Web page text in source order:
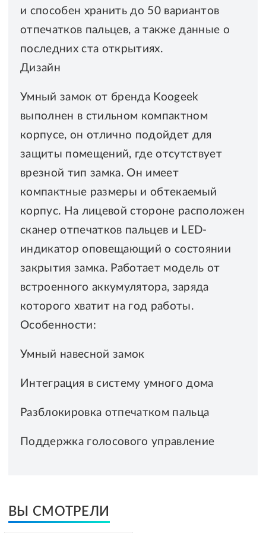
и способен хранить до 50 вариантов
отпечатков пальцев, а также данные о
последних ста открытиях.
Дизайн
Умный замок от бренда Koogeek
выполнен в стильном компактном
корпусе, он отлично подойдет для
защиты помещений, где отсутствует
врезной тип замка. Он имеет
компактные размеры и обтекаемый
корпус. На лицевой стороне расположен
сканер отпечатков пальцев и LED-
индикатор оповещающий о состоянии
закрытия замка. Работает модель от
встроенного аккумулятора, заряда
которого хватит на год работы.
Особенности:
Умный навесной замок
Интеграция в систему умного дома
Разблокировка отпечатком пальца
Поддержка голосового управление
ВЫ СМОТРЕЛИ